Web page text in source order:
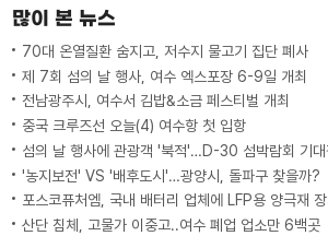
온.오프라인 토론 형
많이 본 뉴스
70대 온열질환 숨지고, 저수지 물고기 집단 폐사
제 7회 섬의 날 행사, 여수 엑스포장 6-9일 개최
전남광주시, 여수서 김밥&소금 페스티벌 개최
중국 크루즈선 오늘(4) 여수항 첫 입항
섬의 날 행사에 관광객 '북적'…D-30 섬박람회 기대
'농지보전' VS '배후도시'…광양시, 돌파구 찾을까?
포스코퓨처엠, 국내 배터리 업체에 LFP용 양극재
산단 침체, 고물가 이중고..여수 폐업 업소만 6백곳